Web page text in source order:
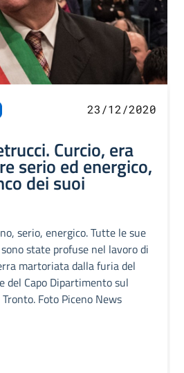
23/12/2020
Curcio, era
serio ed energico,
dei suoi
serio, energico. Tutte le sue
state profuse nel lavoro di
martoriata dalla furia del
del Capo Dipartimento sul
Foto Piceno News